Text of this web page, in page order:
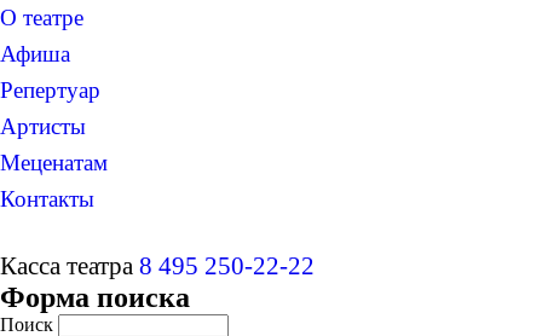
О театре
Афиша
Репертуар
Артисты
Меценатам
Контакты
Касса театра 8 495 250-22-22
Форма поиска
Поиск